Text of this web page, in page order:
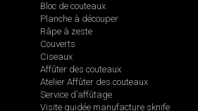
Bloc de couteaux
Planche à découper
Râpe à zeste
Couverts
Ciseaux
Affûter des couteaux
Atelier Affûter des couteaux
Service d’affûtage
Visite guidée manufacture sknife